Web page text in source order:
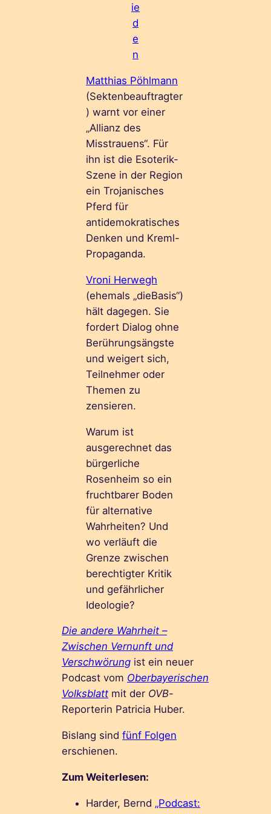
ie
d
e
n
Matthias Pöhlmann
(Sektenbeauftragter
) warnt vor einer
„Allianz des
Misstrauens“. Für
ihn ist die Esoterik-
Szene in der Region
ein Trojanisches
Pferd für
antidemokratisches
Denken und Kreml-
Propaganda.
Vroni Herwegh
(ehemals „dieBasis“)
hält dagegen. Sie
fordert Dialog ohne
Berührungsängste
und weigert sich,
Teilnehmer oder
Themen zu
zensieren.
Warum ist
ausgerechnet das
bürgerliche
Rosenheim so ein
fruchtbarer Boden
für alternative
Wahrheiten? Und
wo verläuft die
Grenze zwischen
berechtigter Kritik
und gefährlicher
Ideologie?
Die andere Wahrheit –
Zwischen Vernunft und
Verschwörung ist ein neuer
Podcast vom Oberbayerischen
Volksblatt mit der OVB-
Reporterin Patricia Huber.
Bislang sindfünf Folgen
erschienen.
Zum Weiterlesen:
Harder, Bernd „Podcast: